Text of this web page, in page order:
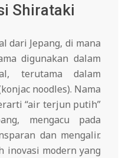
Shirataki
dari Jepang, di mana
digunakan dalam
terutama dalam
noodles). Nama
“air terjun putih”
mengacu pada
dan mengalir.
inovasi modern yang